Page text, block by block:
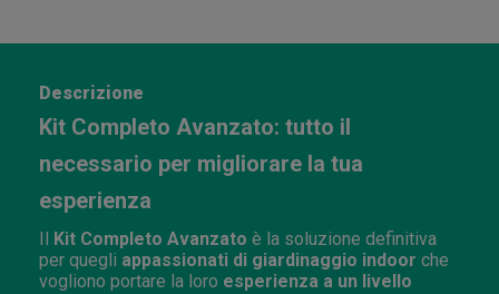
Descrizione
Kit Completo Avanzato: tutto il
necessario per migliorare la tua
esperienza
Il Kit Completo Avanzato è la soluzione definitiva
per quegli appassionati di giardinaggio indoor che
vogliono portare la loro esperienza a un livello